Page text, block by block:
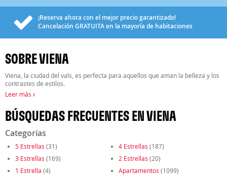
¡Reserva ahora con el mejor precio garantizado!
Cancelación GRATUITAen la mayoría de habitaciones
SOBRE VIENA
Viena, la ciudad del vals, es perfecta para aquellos que aman la belleza y los
contrastes de estilos.
Leer más
BÚSQUEDAS FRECUENTES EN VIENA
Categorías
5 Estrellas (31) 4 Estrellas (187)
3 Estrellas (169) 2 Estrellas (20)
1 Estrella (4) Apartamentos (1099)